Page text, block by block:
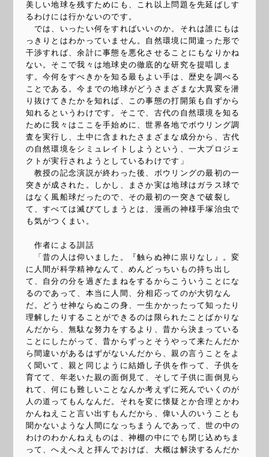
美しい地球を残すためにも、これ以上問題を先延ばしす
るわけには行かないのです。
では、いったい何をすればいいのか。それは誰にもは
っきりとはわかっていません。自然環境に間違った形で
干渉すれば、余計に事態を悪化させることにもなりかね
ない。そこで我々は地球史の徹底的な研究を提唱しま
す。今何をすべきかを知る最もよい手は、歴史を調べる
ことである。今までの地球がどうさまざまな大異変を潜
り抜けてきたかを知れば、この事態の打開策も自ずから
知れるというわけです。そこで、古代の自然環境を知る
ために我々はここを手始めに、世界各地でボウリング調
査を実行し、土中に含まれたさまざまな成分から、古代
の自然環境をシミュレイトしようという、一大プロジェ
クトが実行されようとしているわけです」
教授の記念演説が終わった後、ボウリングの最初の一
突きが成された。しかし、まさか実は地球はガラス球で
はなく風船球だったので、その最初の一突きで破裂し
て、すべては滅びてしまうとは、漫画の神様手塚治虫で
も気がつくまい。
作者による訓話
「昔の人は仰いました。『触らぬ神に祟りなし』。変
に人間が科学精神なんて、めんどっちいもの持ち出し
て、自分の分を過ぎたまねをするからこういうことにな
るのであって、本当に人間、分相応ってのが大切なん
だ。どうせ神ならぬこの身、一生かかったって知ったり
理解したりすることができるのは限られたことばかりな
んだから、無駄な努力をするより、昔から決まっている
ことにしたがって、昔からずっとそうやって来たんだか
ら間違いがあるはずがないんだから、親の言うことをよ
く聞いて、親と同じように結婚し子供を作って、子供を
育てて、年老いた親の面倒見て、そして子供に面倒見ら
れて、何にも難しいことなんか考えずに死んでいくのが
人の道ってもんなんだ。それを変に懐疑とか合理とかわ
かんねえこと言い出すもんだから、偉い人のいうことも
聞かないような人間になっちまうんであって、世の中の
わけのわかんねえものは、神棚の中にでも閉じ込めちま
って、へえへえと拝んでおけば、大概は解決するんだか